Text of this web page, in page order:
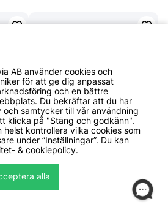
12 999 KR
ACT Advanced Clutch
Technology
VR2-HDR6 ACT HD/Race
ABanvänder cookies och
för att ge dig anpassat
och en bättre
Du bekräftar att du har
och samtycker till vår användning
klicka på "Stäng och godkänn".
helst kontrollera vilka cookies som
under ”Inställningar”. Du kan
& cookiepolicy.
alla